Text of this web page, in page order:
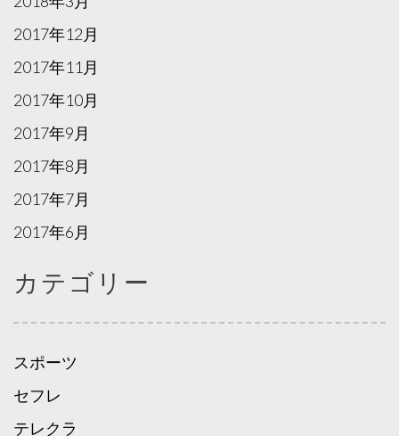
2017年12月
2017年11月
2017年10月
2017年9月
2017年8月
2017年7月
2017年6月
カテゴリー
スポーツ
セフレ
テレクラ